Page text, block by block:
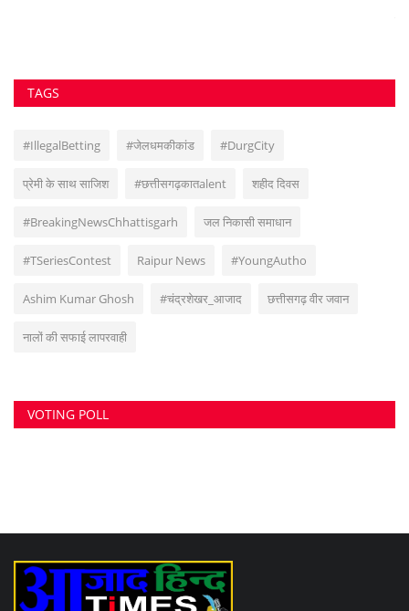
TAGS
#IllegalBetting #जेलधमकीकांड #DurgCity
प्रेमी के साथ साजिश #छत्तीसगढ़कातalent शहीद दिवस
#BreakingNewsChhattisgarh जल निकासी समाधान
#TSeriesContest Raipur News #YoungAutho
Ashim Kumar Ghosh #चंद्रशेखर_आजाद छत्तीसगढ़ वीर जवान
नालों की सफाई लापरवाही
VOTING POLL